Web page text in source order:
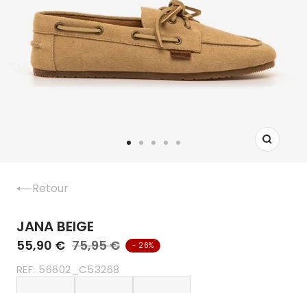
Zoom
Retour
JANA BEIGE
55,90 € 75,95 € - 26%
REF: 56602_C53268